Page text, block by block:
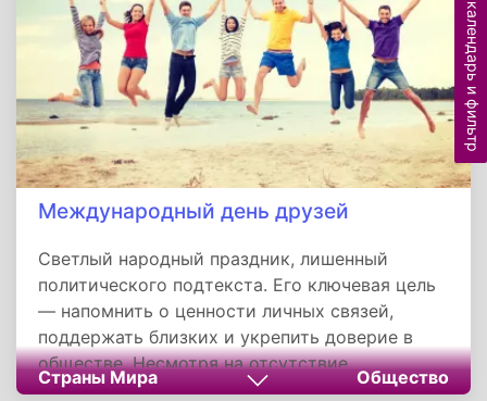
Международный день друзей
Светлый народный праздник, лишенный
политического подтекста. Его ключевая цель
— напомнить о ценности личных связей,
поддержать близких и укрепить доверие в
обществе. Несмотря на отсутствие
официального статуса, он сохраняет
Страны Мира Общество
календарь и фильтр